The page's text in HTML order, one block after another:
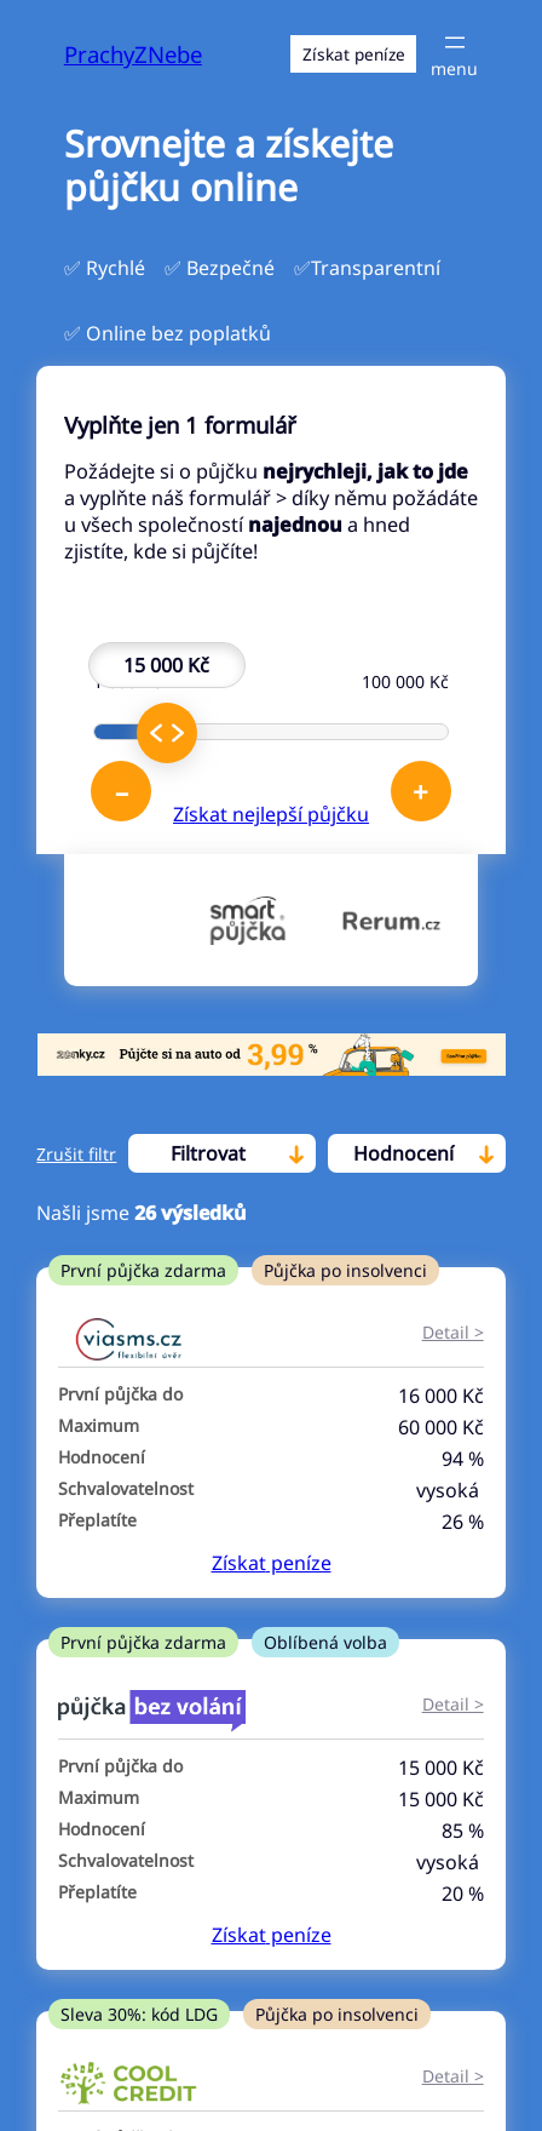
PrachyZNebe Získat peníze
Srovnejte a získejte
půjčku online
✅ Rychlé ✅ Bezpečné ✅Transparentní
✅ Online bez poplatků
Vyplňte jen 1 formulář
Požádejte si o půjčku nejrychleji, jak to jde
a vyplňte náš formulář > díky němu požádáte
u všech společnostínajednou a hned
zjistíte, kde si půjčíte!
15 000 Kč
– +
1 000 Kč 100 000 Kč
Získat nejlepší půjčku
Zrušit filtr Filtrovat Hodnocení
Od
První půjčka zdarma
–
ano
ne
ano
ne
V exekuci
ano
ne
Po insolvenci
ano
V hotovosti
ano
Našli jsme26výsledků
První půjčka zdarma Půjčka po insolvenci
Detail >
První půjčka do 16 000 Kč
Maximum 60 000 Kč
Hodnocení 94 %
Schvalovatelnost vysoká
Přeplatíte
26 %
Získatpeníze
První půjčka zdarma Oblíbená volba
Detail >
První půjčka do 15 000 Kč
Maximum 15 000 Kč
Hodnocení 85 %
Schvalovatelnost vysoká
Přeplatíte
20 %
Získatpeníze
Sleva 30%: kód LDG Půjčka po insolvenci
Detail >